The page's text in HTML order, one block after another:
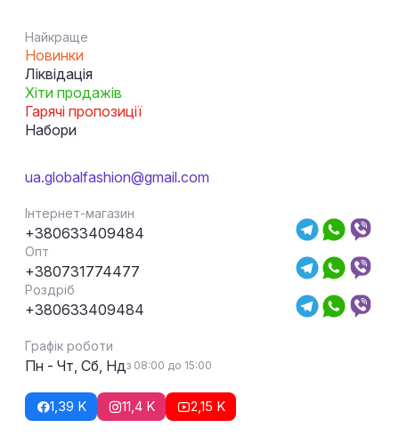
Найкраще
Новинки
Ліквідація
Хіти продажів
Гарячі пропозиції
Набори
ua.globalfashion@gmail.com
Інтернет-магазин
+380633409484
Опт
+380731774477
Роздріб
+380633409484
Графік роботи
Пн - Чт, Сб, Ндз 08:00 до 15:00
1,39 K 11,4 K 2,15 K